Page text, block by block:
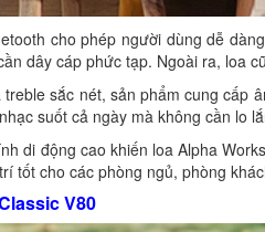
cho phép người dùng dễ
dây cáp phức tạp. Ngoài ra, loa
sắc nét, sản phẩm cung cấp
suốt cả ngày mà không cần lo
di động cao khiến loa Alpha
tốt cho các phòng ngủ, phòng
V80